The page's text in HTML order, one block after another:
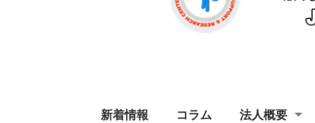
新着情報 コラム 法人概要